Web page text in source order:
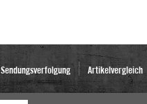
Sendungsverfolgung Artikelvergleich